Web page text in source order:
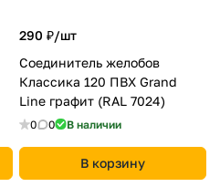
290 ₽/шт
Соединитель желобов
Классика 120 ПВХ Grand
Line графит (RAL 7024)
0 0 В наличии
В корзину